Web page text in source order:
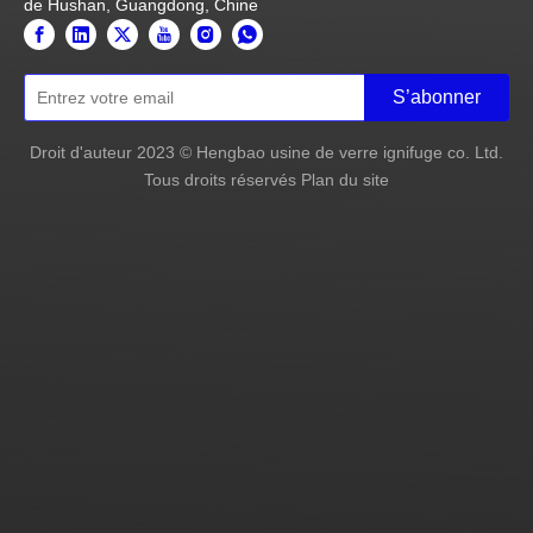
Résistance exceptionnelle aux
intempéries
Faible rayonnement
Intergité du feu
de Hushan, Guangdong, Chine
S’abonner
Droit d'auteur 2023 © Hengbao usine de verre ignifuge co. Ltd.
Tous droits réservés Plan du site